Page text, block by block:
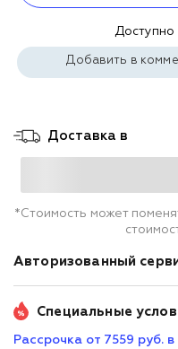
Доступно
Добавить в
Доставка в
*Стоимость может
Авторизованный
Специальные
Рассрочка от 7559 руб. в